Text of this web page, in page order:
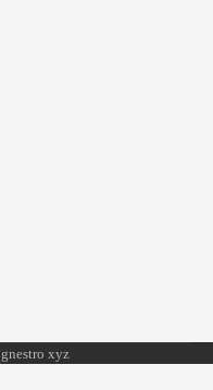
xyz